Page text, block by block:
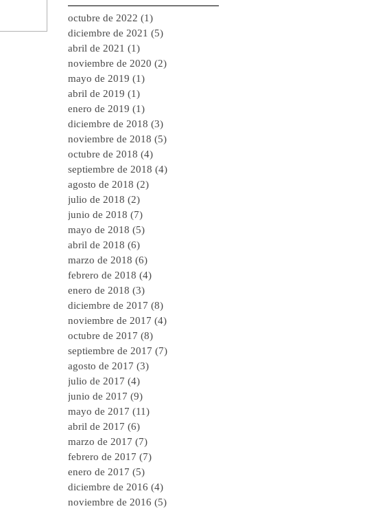
octubre de 2022 (1)
diciembre de 2021 (5)
abril de 2021 (1)
noviembre de 2020 (2)
mayo de 2019 (1)
abril de 2019 (1)
enero de 2019 (1)
diciembre de 2018 (3)
noviembre de 2018 (5)
octubre de 2018 (4)
septiembre de 2018 (4)
agosto de 2018 (2)
julio de 2018 (2)
junio de 2018 (7)
mayo de 2018 (5)
abril de 2018 (6)
marzo de 2018 (6)
febrero de 2018 (4)
enero de 2018 (3)
diciembre de 2017 (8)
noviembre de 2017 (4)
octubre de 2017 (8)
septiembre de 2017 (7)
agosto de 2017 (3)
julio de 2017 (4)
junio de 2017 (9)
mayo de 2017 (11)
abril de 2017 (6)
marzo de 2017 (7)
febrero de 2017 (7)
enero de 2017 (5)
diciembre de 2016 (4)
noviembre de 2016 (5)